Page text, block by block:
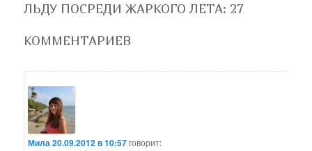
ЛЬДУ ПОСРЕДИ ЖАРКОГО ЛЕТА: 27
КОММЕНТАРИЕВ
Мила20.09.2012 в 10:57говорит: